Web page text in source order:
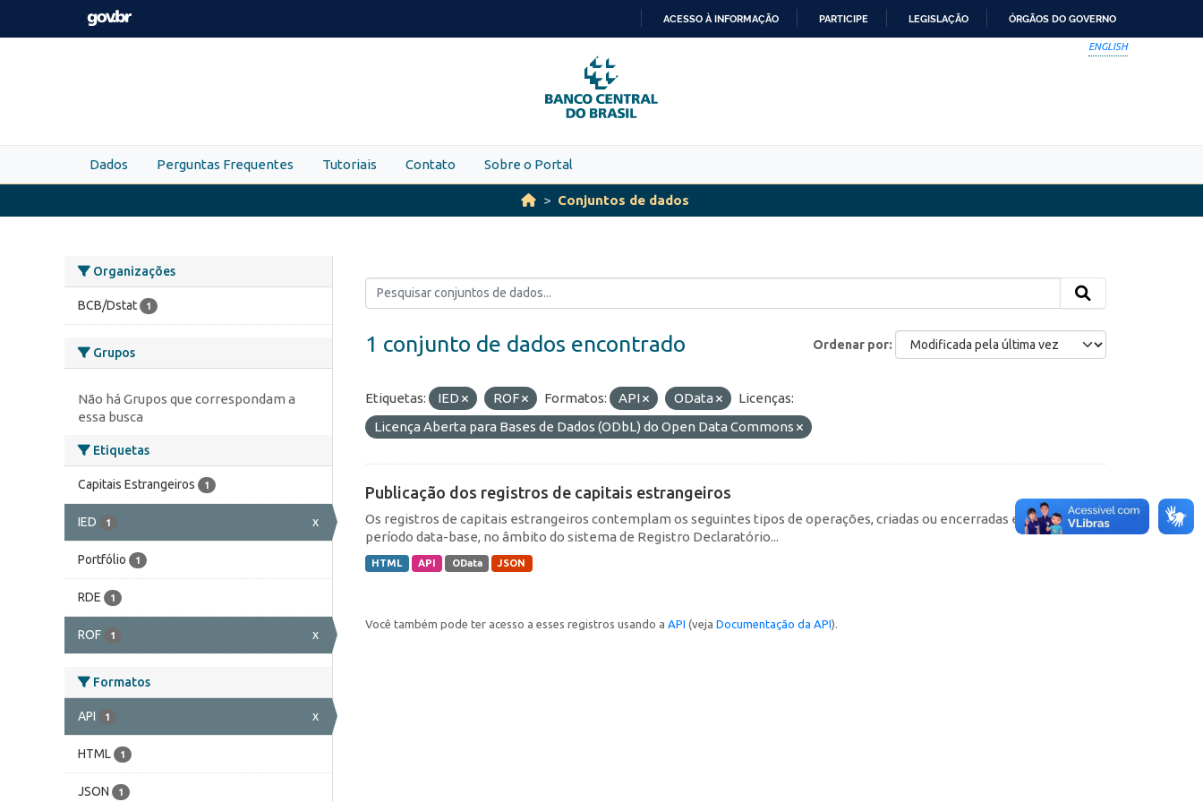
Skip to main content
PARA
O
CONTEÚDO
ACESSO À INFORMAÇÃO PARTICIPE LEGISLAÇÃO ÓRGÃOS DO GOVERNO
ENGLISH
Dados Perguntas Frequentes Tutoriais Contato Sobre o Portal
Conjuntos de dados
Organizações
BCB/Dstat 1
Grupos
Não há Grupos que correspondam a
essa busca
Etiquetas
Capitais Estrangeiros 1
IED 1 x
Portfólio 1
RDE 1
ROF 1 x
Formatos
API 1 x
HTML 1
JSON 1
Ordenar por
1 conjunto de dados encontrado
Etiquetas: IED ROF Formatos: API OData
Licenças:
Licença Aberta para Bases de Dados (ODbL) do Open Data Commons
Publicação dos registros de capitais estrangeiros
Os registros de capitais estrangeiros contemplam os seguintes tipos de operações, criadas ou encerradas em cada
período data-base, no âmbito do sistema de Registro Declaratório...
HTML API OData JSON
Você também pode ter acesso a esses registros usando a API (veja Documentação da API).